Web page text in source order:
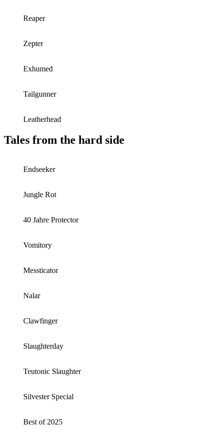
Reaper
Zepter
Exhumed
Tailgunner
Leatherhead
Tales from the hard side
Endseeker
Jungle Rot
40 Jahre Protector
Vomitory
Messticator
Nalar
Clawfinger
Slaughterday
Teutonic Slaughter
Silvester Special
Best of 2025